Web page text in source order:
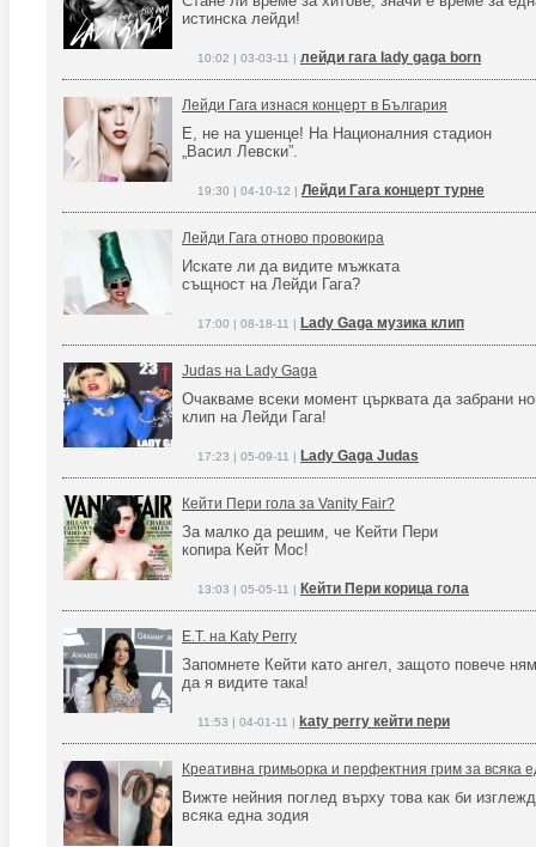
истинска лейди!
10:02 | 03-03-11 | лейди гага lady gaga born
Лейди Гага изнася концерт в България
Е, не на ушенце! На Националния стадион
„Васил Левски”.
19:30 | 04-10-12 | Лейди Гага концерт турне
Лейди Гага отново провокира
Искате ли да видите мъжката
същност на Лейди Гага?
17:00 | 08-18-11 | Lady Gaga музика клип
Judas на Lady Gaga
Очакваме всеки момент църквата да забрани
клип на Лейди Гага!
17:23 | 05-09-11 | Lady Gaga Judas
Кейти Пери гола за Vanity Fair?
За малко да решим, че Кейти Пери
копира Кейт Мос!
13:03 | 05-05-11 | Кейти Пери корица гола
E.T. на Katy Perry
Запомнете Кейти като ангел, защото повече
да я видите така!
11:53 | 04-01-11 | katy perry кейти пери
Креативна гримьорка и перфектния грим за всяка
Вижте нейния поглед върху това как би
всяка една зодия